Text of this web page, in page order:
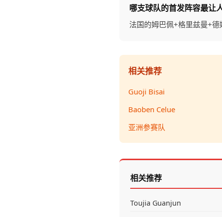
哪支球队的首发阵容最让
法国的姆巴佩+格里兹曼+德
相关推荐
Guoji Bisai
Baoben Celue
亚洲参赛队
相关推荐
Toujia Guanjun